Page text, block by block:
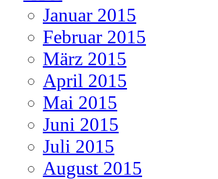
Januar 2015
Februar 2015
März 2015
April 2015
Mai 2015
Juni 2015
Juli 2015
August 2015